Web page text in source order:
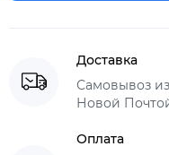
Доставка
Самовывоз
Новой
Оплата